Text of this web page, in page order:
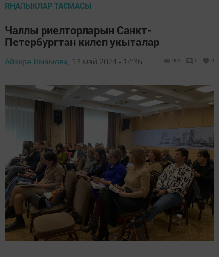
ЯҢАЛЫКЛАР ТАСМАСЫ
Чаллы риелторларын Санкт-
Петербургтан килеп укыталар
Айзирә Имамова, 13 май 2024 - 14:36 903 0 0